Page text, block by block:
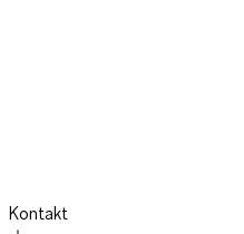
Kontakt